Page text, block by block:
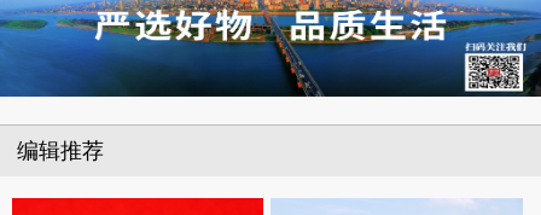
编辑推荐